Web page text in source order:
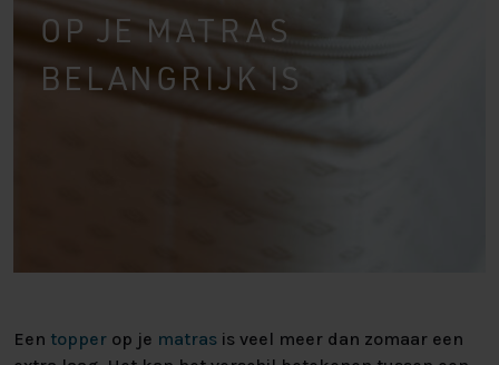
OP JE MATRAS
BELANGRIJK IS
Een topper op je matras is veel meer dan zomaar een